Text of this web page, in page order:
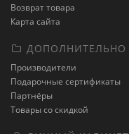
Возврат товара
Карта сайта
ДОПОЛНИТЕЛЬНО
Производители
Подарочные сертификаты
Партнёры
Товары со скидкой